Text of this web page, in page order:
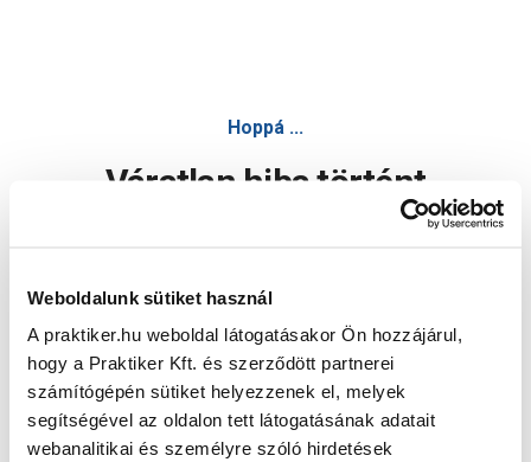
Weboldalunk sütiket használ
A praktiker.hu weboldal látogatásakor Ön hozzájárul,
hogy a Praktiker Kft. és szerződött partnerei
számítógépén sütiket helyezzenek el, melyek
segítségével az oldalon tett látogatásának adatait
webanalitikai és személyre szóló hirdetések
Hoppá ...
Váratlan hiba történt
Oldal újratöltése